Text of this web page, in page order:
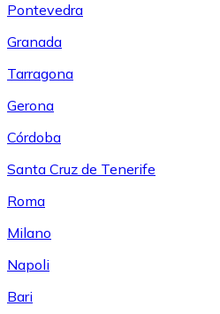
Pontevedra
Granada
Tarragona
Gerona
Córdoba
Santa Cruz de Tenerife
Roma
Milano
Napoli
Bari